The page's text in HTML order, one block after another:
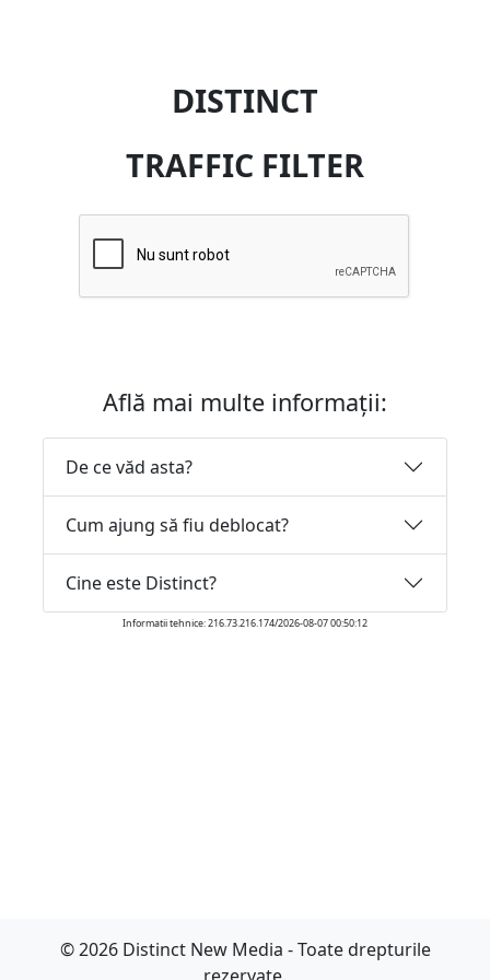
DISTINCT
TRAFFIC FILTER
Află mai multe informații:
De ce văd asta?
Cum ajung să fiu deblocat?
Cine este Distinct?
Informatii tehnice: 216.73.216.174/2026-08-07 00:50:12
© 2026 Distinct New Media - Toate drepturile